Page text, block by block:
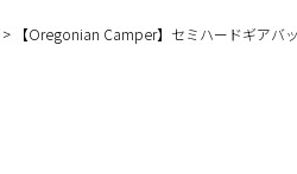
> 【Oregonian Camper】セミハードギアバ